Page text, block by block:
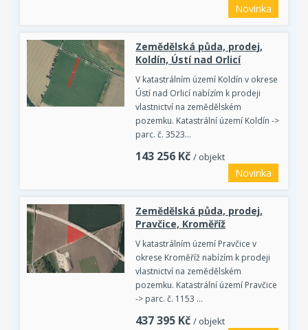
Novinka
Zemědělská půda, prodej,
Koldín, Ústí nad Orlicí
V katastrálním území Koldín v okrese
Ústí nad Orlicí nabízím k prodeji
vlastnictví na zemědělském
pozemku. Katastrální území Koldín ->
parc. č. 3523…
143 256 Kč / objekt
Novinka
Zemědělská půda, prodej,
Pravčice, Kroměříž
V katastrálním území Pravčice v
okrese Kroměříž nabízím k prodeji
vlastnictví na zemědělském
pozemku. Katastrální území Pravčice
-> parc. č. 1153 …
437 395 Kč / objekt